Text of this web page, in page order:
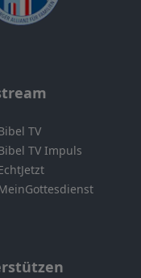
TV
TV Impuls